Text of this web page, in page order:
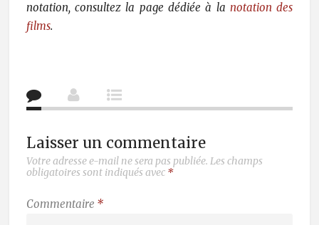
notation, consultez la page dédiée à lanotation des
films.
Laisser un commentaire
Votre adresse e-mail ne sera pas publiée. Les champs
obligatoires sont indiqués avec *
Commentaire *